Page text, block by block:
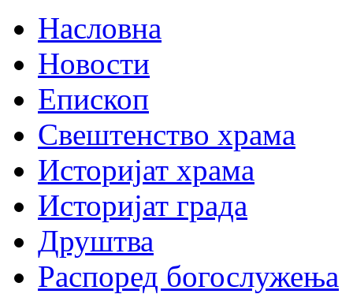
Насловна
Новости
Епископ
Свештенство храма
Историјат храма
Историјат града
Друштва
Распоред богослужења